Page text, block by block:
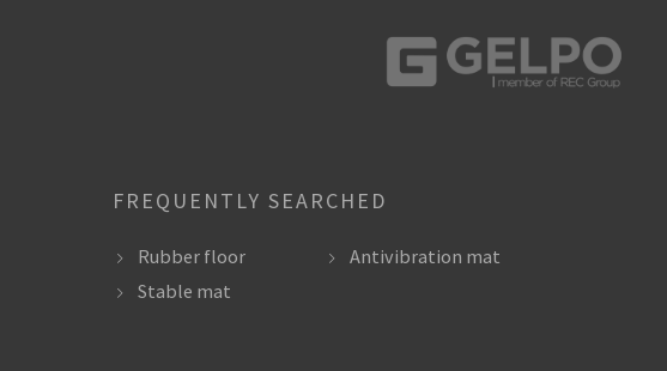
FREQUENTLY SEARCHED
Rubber floor
Stable mat
Antivibration mat